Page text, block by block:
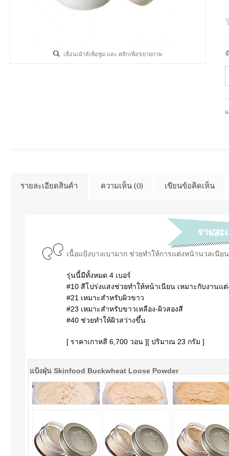
เลื่อนเม้าส์เพื่อซูม และ คลิกเพื่อขยายภาพ
รายละเอียดสินค้า ความเห็น (0) เขียนข้อคิดเห็น
เนื้อแป้งบางเบามาก ช่วยทำให้การแต่งหน้านวลเนี
รุ่นนี้มีทั้งหมด 4 เบอร์
#10 สีโปร่งแสงช่วยทำให้หน้าเนียน เหมาะกับงานแ
#21 เหมาะสำหรับผิวขาว
#23 เหมาะสำหรับขาวเหลือง-ผิวสองสี
#40 ช่วยทำให้ผิวสว่างขึ้น
[ ราคาเกาหลี 6,700 วอน ][ ปริมาณ 23 กรัม ]
แป้งฝุ่น Skinfood Buckwheat Loose Powder